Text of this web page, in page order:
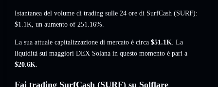
Istantanea del volume di trading sulle 24 ore di SurfCash (SURF):
$1.1K, un aumento of 251.16%.
La sua attuale capitalizzazione di mercato è circa $51.1K. La
liquidità sui maggiori DEX Solana in questo momento è pari a
$20.6K.
Fai trading SurfCash (SURF) su Solflare